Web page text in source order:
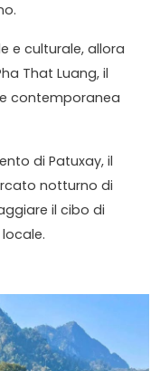
e culturale, allora
That Luang, il
contemporanea
di Patuxay, il
notturno di
il cibo di